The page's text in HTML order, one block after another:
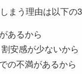
まう理由は以下の3
あるから
安感が少ないから
の不満があるから